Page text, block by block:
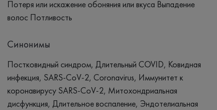
Потеря или искажение обоняния или вкуса Выпадение
волос Потливость
Синонимы
Постковидный синдром, Длительный COVID, Ковидная
инфекция, SARS-CoV-2, Coronavirus, Иммунитет к
коронавирусу SARS-CoV-2, Митохондриальная
дисфункция, Длительное воспаление, Эндотелиальная